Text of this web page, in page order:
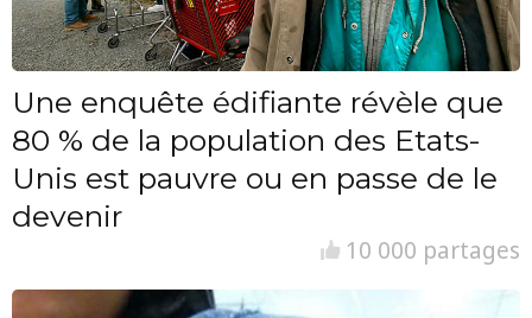
Une enquête édifiante révèle que
80 % de la population des Etats-
Unis est pauvre ou en passe de le
devenir
10 000 partages